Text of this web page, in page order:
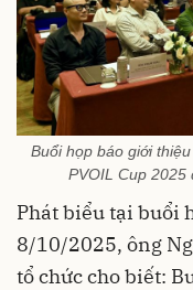
Buổi họp báo giới
PVOIL Cup 2025
Phát biểu tại buổi
8/10/2025, ông
tổ chức cho biết: